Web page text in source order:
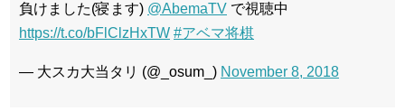
負けました(寝ます) @AbemaTV で視聴中
https://t.co/bFlClzHxTW #アベマ将棋
— 大スカ大当タリ (@_osum_) November 8, 2018